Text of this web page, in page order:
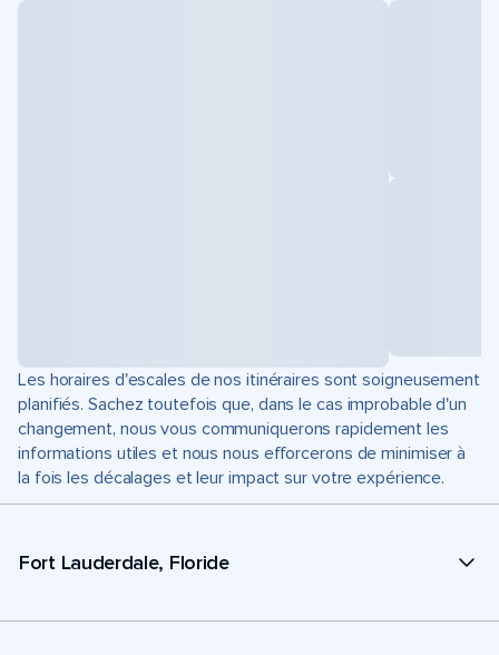
Les horaires d'escales de nos itinéraires sont soigneusement
planifiés. Sachez toutefois que, dans le cas improbable d'un
changement, nous vous communiquerons rapidement les
informations utiles et nous nous efforcerons de minimiser à
la fois les décalages et leur impact sur votre expérience.
Fort Lauderdale, Floride